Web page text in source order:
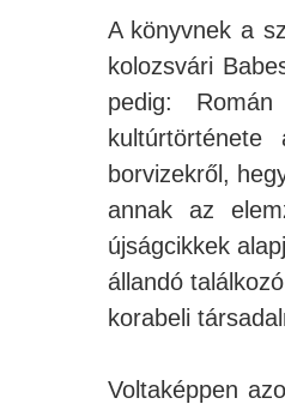
A könyvnek a
kolozsvári
pedig:
borvizekről,
annak az
újságcikkek
állandó
korabeli
Voltaképpen